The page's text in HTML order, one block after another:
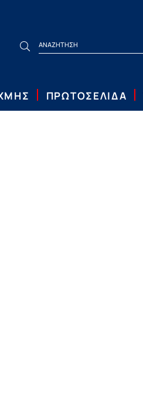
ΠΡΩΤΟΣΕΛΙΔΑ